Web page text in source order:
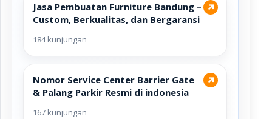
↗
Jasa Pembuatan Furniture Bandung –
Custom, Berkualitas, dan Bergaransi
184 kunjungan
↗
Nomor Service Center Barrier Gate
& Palang Parkir Resmi di indonesia
167 kunjungan